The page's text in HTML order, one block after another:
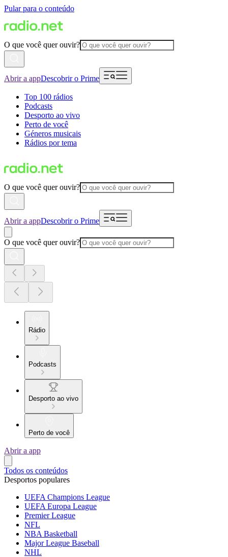
Pular para o conteúdo
O que você quer ouvir?
Abrir a appDescobrir o Prime
Top 100 rádios
Podcasts
Desporto ao vivo
Perto de você
Géneros musicais
Rádios por tema
O que você quer ouvir?
Abrir a appDescobrir o Prime
O que você quer ouvir?
Rádio
Podcasts
Desporto ao vivo
Perto de você
Abrir a app
Todos os conteúdos
Desportos populares
UEFA Champions League
UEFA Europa League
Premier League
NFL
NBA Basketball
Major League Baseball
NHL